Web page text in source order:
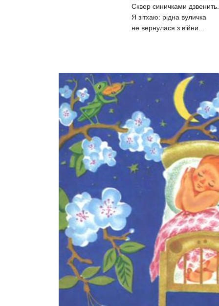
Сквер синичками дзвенить.
Я зітхаю: рідна вуличка
не вернулася з війни...